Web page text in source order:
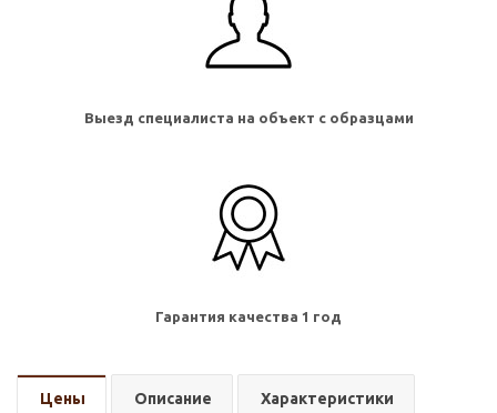
Выезд специалиста на объект с образцами
Гарантия качества 1 год
Цены Описание Характеристики